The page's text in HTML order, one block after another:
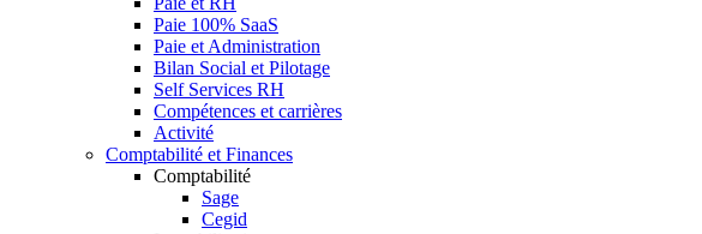
Paie 100% SaaS
Paie et Administration
Bilan Social et Pilotage
Self Services RH
Compétences et carrières
Activité
Comptabilité et Finances
Comptabilité
Sage
Cegid